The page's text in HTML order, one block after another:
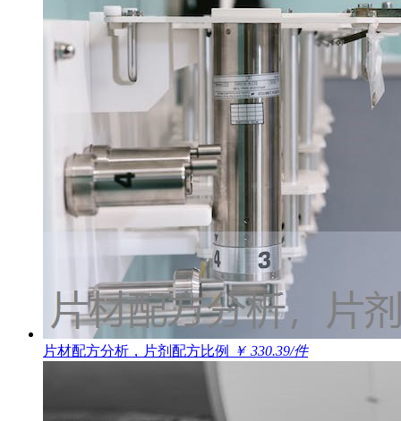
片材配方分析，片剂配方比例 ￥ 330.39/件